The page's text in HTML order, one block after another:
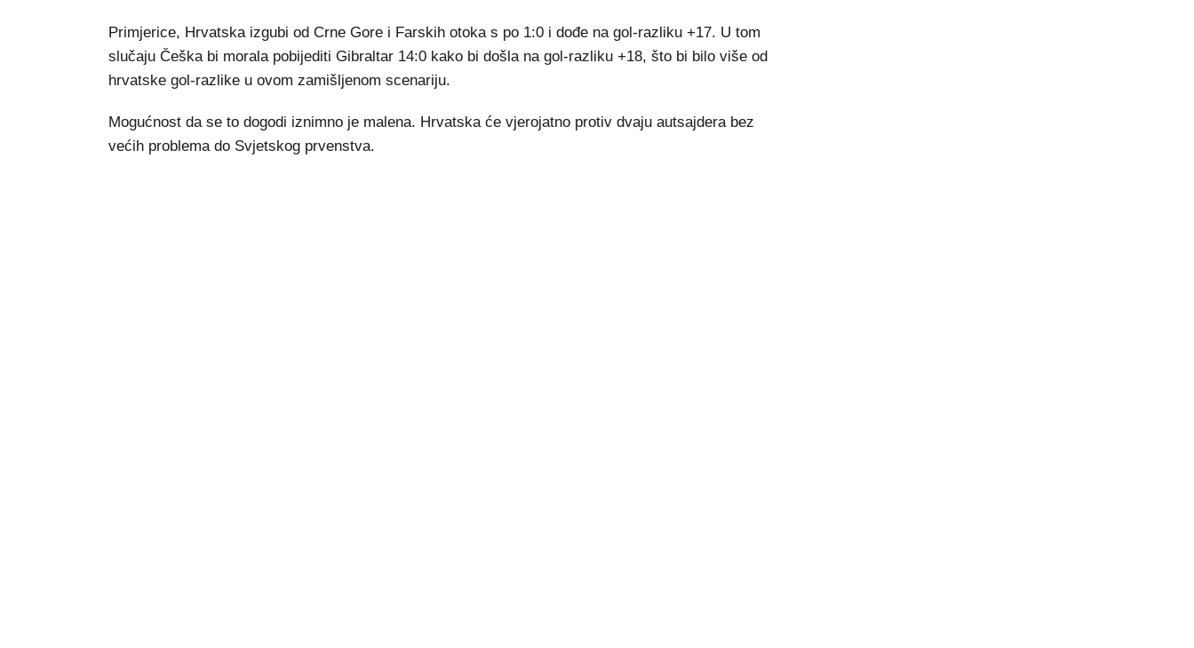
Primjerice, Hrvatska izgubi od Crne Gore i Farskih otoka s po 1:0 i dođe na gol-razliku +17. U tom
slučaju Češka bi morala pobijediti Gibraltar 14:0 kako bi došla na gol-razliku +18, što bi bilo više od
hrvatske gol-razlike u ovom zamišljenom scenariju.
Mogućnost da se to dogodi iznimno je malena. Hrvatska će vjerojatno protiv dvaju autsajdera bez
većih problema do Svjetskog prvenstva.